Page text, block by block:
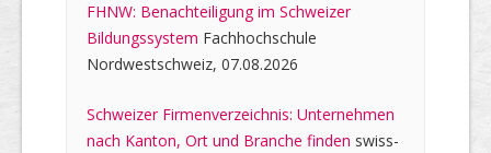
FHNW: Benachteiligung im Schweizer
Bildungssystem Fachhochschule
Nordwestschweiz, 07.08.2026
Schweizer Firmenverzeichnis: Unternehmen
nach Kanton, Ort und Branche finden swiss-